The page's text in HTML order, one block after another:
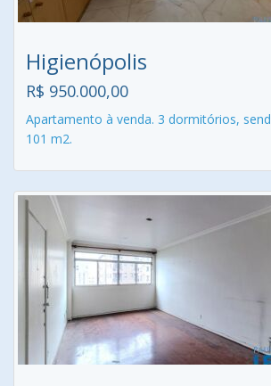
Higienópolis
R$ 950.000,00
Apartamento à venda. 3 dormitórios,
101 m2.